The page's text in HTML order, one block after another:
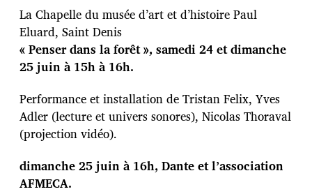
La Chapelle du musée d’art et d’histoire Paul
Eluard, Saint Denis
« Penser dans la forêt », samedi 24 et dimanche
25 juin à 15h à 16h.
Performance et installation de Tristan Felix, Yves
Adler (lecture et univers sonores), Nicolas Thoraval
(projection vidéo).
dimanche 25 juin à 16h, Dante et l’association
AFMECA.